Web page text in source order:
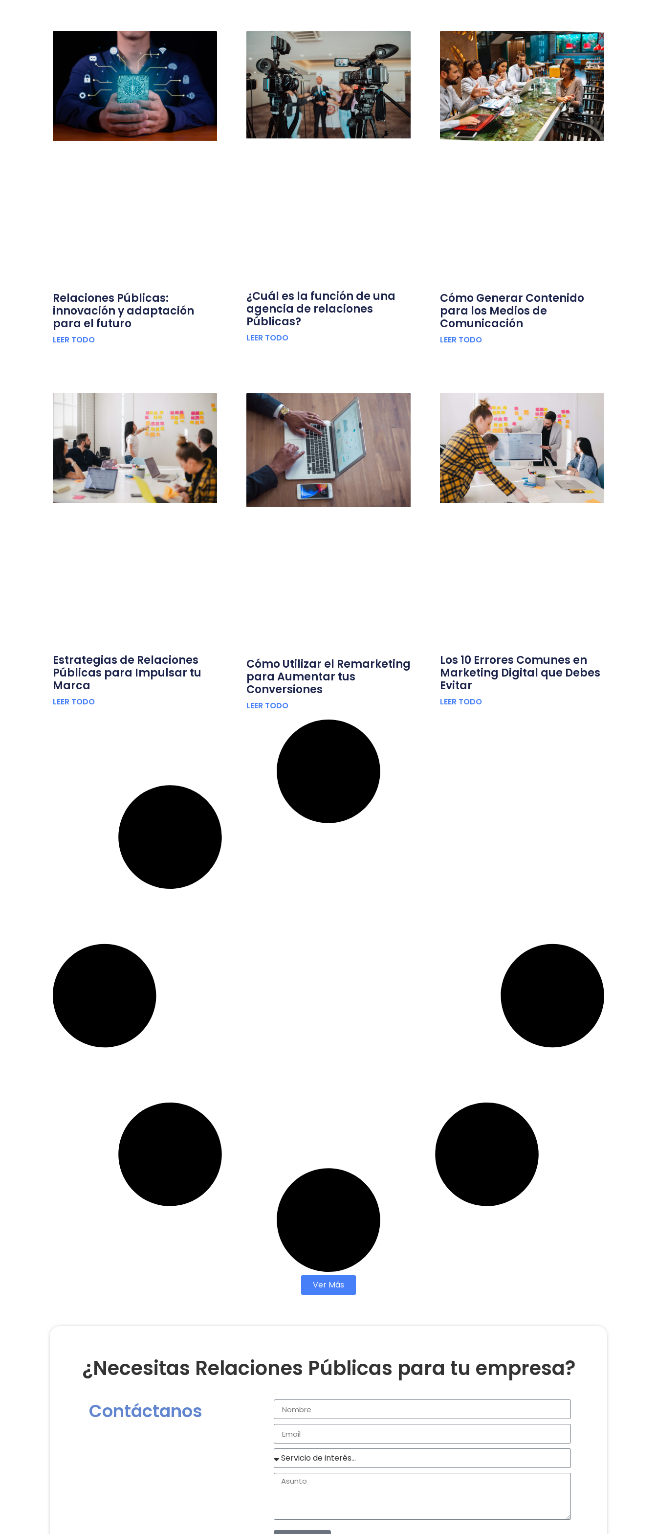
Relaciones Públicas:
innovación y adaptación
para el futuro
LEER TODO
¿Cuál es la función de una
agencia de relaciones
Públicas?
LEER TODO
Cómo Generar Contenido
para los Medios de
Comunicación
LEER TODO
Estrategias de Relaciones
Públicas para Impulsar tu
Marca
LEER TODO
Cómo Utilizar el Remarketing
para Aumentar tus
Conversiones
LEER TODO
Los 10 Errores Comunes en
Marketing Digital que Debes
Evitar
LEER TODO
Ver Más
¿Necesitas Relaciones Públicas para tu empresa?
Contáctanos